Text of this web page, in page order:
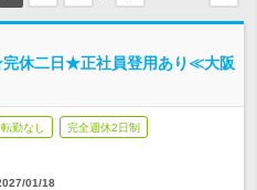
休二日★正社員登用あり≪大阪
転勤なし 完全週休2日制
01/18